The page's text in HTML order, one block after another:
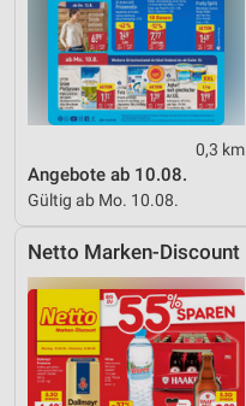
0,3 km
Angebote ab 10.08.
Gültig ab Mo. 10.08.
Netto Marken-Discount